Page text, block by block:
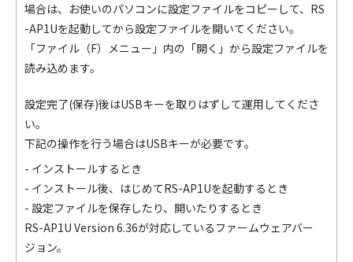
場合は、お使いのパソコンに設定ファイルをコピーして、RS
-AP1Uを起動してから設定ファイルを開いてください。
「ファイル（F）メニュー」内の「開く」から設定ファイルを
読み込めます。
設定完了(保存)後はUSBキーを取りはずして運用してくださ
い。
下記の操作を行う場合はUSBキーが必要です。
- インストールするとき
- インストール後、はじめてRS-AP1Uを起動するとき
- 設定ファイルを保存したり、開いたりするとき
RS-AP1U Version 6.36が対応しているファームウェアバー
ジョン。